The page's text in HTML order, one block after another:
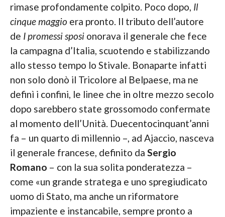
rimase profondamente colpito. Poco dopo, Il
cinque maggio era pronto. Il tributo dell’autore
de I promessi sposionorava il generale che fece
la campagna d’Italia, scuotendo e stabilizzando
allo stesso tempo lo Stivale. Bonaparte infatti
non solo donò il Tricolore al Belpaese, ma ne
definì i confini, le linee che in oltre mezzo secolo
dopo sarebbero state grossomodo confermate
al momento dell’Unità. Duecentocinquant’anni
fa – un quarto di millennio –, ad Ajaccio, nasceva
il generale francese, definito da Sergio
Romano – con la sua solita ponderatezza –
come «un grande stratega e uno spregiudicato
uomo di Stato, ma anche un riformatore
impaziente e instancabile, sempre pronto a